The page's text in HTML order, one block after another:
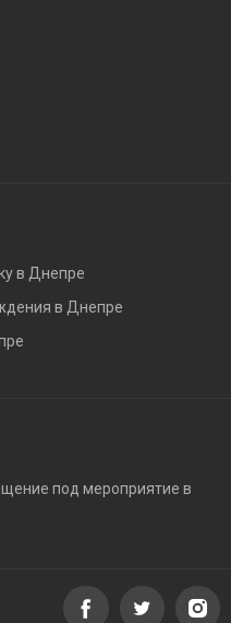
в Днепре
в Днепре
под мероприятие в